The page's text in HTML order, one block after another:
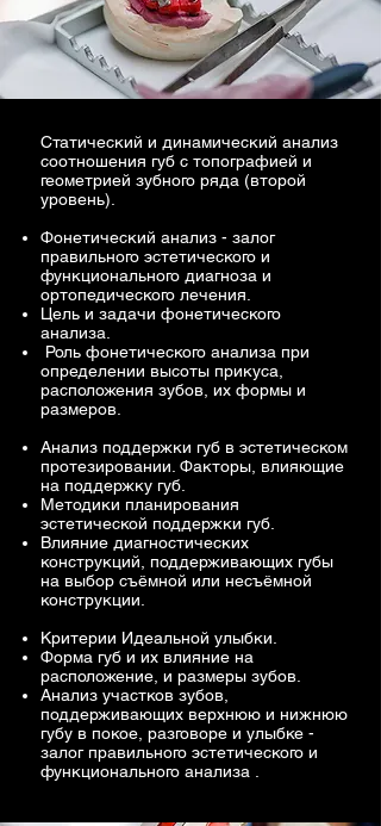
Статический и динамический анализ
соотношения губ с топографией и
геометрией зубного ряда (второй
уровень).
Фонетический анализ - залог
правильного эстетического и
функционального диагноза и
ортопедического лечения.
Цель и задачи фонетического
анализа.
Роль фонетического анализа при
определении высоты прикуса,
расположения зубов, их формы и
размеров.
Анализ поддержки губ в эстетическом
протезировании. Факторы, влияющие
на поддержку губ.
Методики планирования
эстетической поддержки губ.
Влияние диагностических
конструкций, поддерживающих губы
на выбор съёмной или несъёмной
конструкции.
Критерии Идеальной улыбки.
Форма губ и их влияние на
расположение, и размеры зубов.
Анализ участков зубов,
поддерживающих верхнюю и нижнюю
губу в покое, разговоре и улыбке -
залог правильного эстетического и
функционального анализа .​